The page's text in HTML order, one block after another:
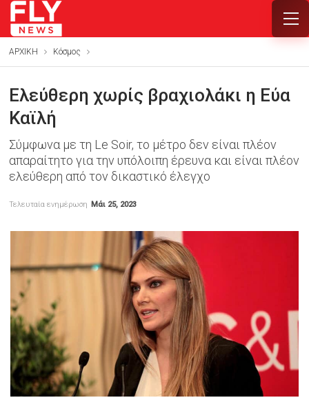
ΑΡΧΙΚΗ Κόσμος
Ελεύθερη χωρίς βραχιολάκι η Εύα
Καϊλή
Σύμφωνα με τη Le Soir, το μέτρο δεν είναι πλέον
απαραίτητο για την υπόλοιπη έρευνα και είναι πλέον
ελεύθερη από τον δικαστικό έλεγχο
Τελευταία ενημέρωση Μάι 25, 2023